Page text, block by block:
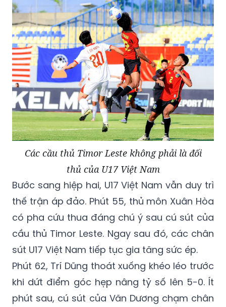
trực tiếp ngay trước vòng cấm, đưa U17 Việt
Nam dẫn 4-0 khi hiệp một khép lại.
Các cầu thủ Timor Leste không phải là đối
thủ của U17 Việt Nam
Bước sang hiệp hai, U17 Việt Nam vẫn duy trì
thế trận áp đảo. Phút 55, thủ môn Xuân Hòa
có pha cứu thua đáng chú ý sau cú sút của
cầu thủ Timor Leste. Ngay sau đó, các chân
sút U17 Việt Nam tiếp tục gia tăng sức ép.
Phút 62, Trí Dũng thoát xuống khéo léo trước